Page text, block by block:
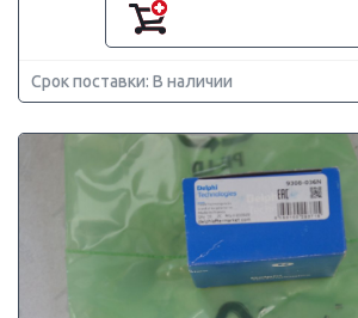
Срок поставки: В наличии